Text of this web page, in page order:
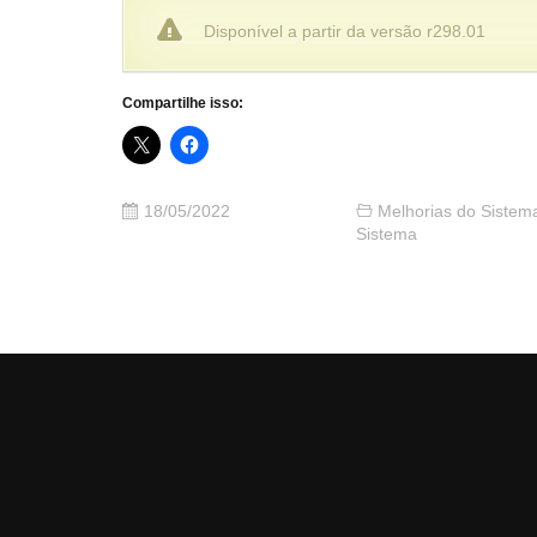
Disponível a partir da versão r298.01
Compartilhe isso:
18/05/2022 Melhorias do
Sistema